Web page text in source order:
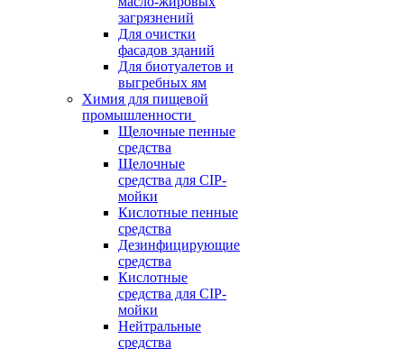
загрязнений
Для очистки
фасадов зданий
Для биотуалетов и
выгребных ям
Химия для пищевой
промышленности
Щелочные пенные
средства
Щелочные
средства для CIP-
мойки
Кислотные пенные
средства
Дезинфицирующие
средства
Кислотные
средства для CIP-
мойки
Нейтральные
средства